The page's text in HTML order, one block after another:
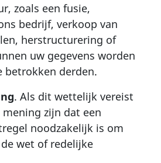
zoals een fusie,
bedrijf, verkoop van
herstructurering of
uw gegevens worden
betrokken derden.
. Als dit wettelijk vereist
zijn dat een
noodzakelijk is om
wet of redelijke